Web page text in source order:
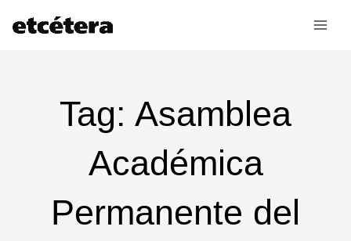
Tag: Asamblea
Académica
Permanente del